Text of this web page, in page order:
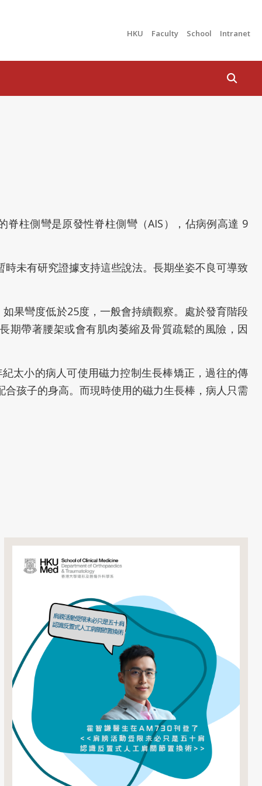
HKU Faculty School Intranet
Search
柱側彎是原發性脊柱側彎（AIS），佔病例高達 9
未有研究證據支持這些說法。長期坐姿不良可導致
果彎度低於25度，一般會持續觀察。處於發育階段
期帶著腰架或會有肌肉萎縮及骨質疏鬆的風險，因
太小的病人可使用磁力控制生長棒矯正，過往的傳
孩子的身高。而現時使用的磁力生長棒，病人只需